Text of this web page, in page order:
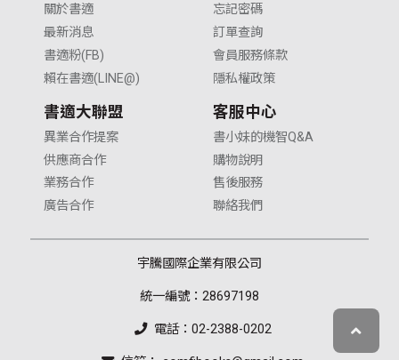
關於書適
最新消息
書適粉(FB)
賴在書適(LINE@)
忘記密碼
訂單查詢
會員服務條款
隱私權政策
書適大聯盟
異業合作提案
供應商合作
業務合作
廣告合作
客服中心
書小妹的機智Q&A
購物說明
售後服務
聯絡我們
宇騰國際企業有限公司
統一編號：28697198
電話：02-2388-0202